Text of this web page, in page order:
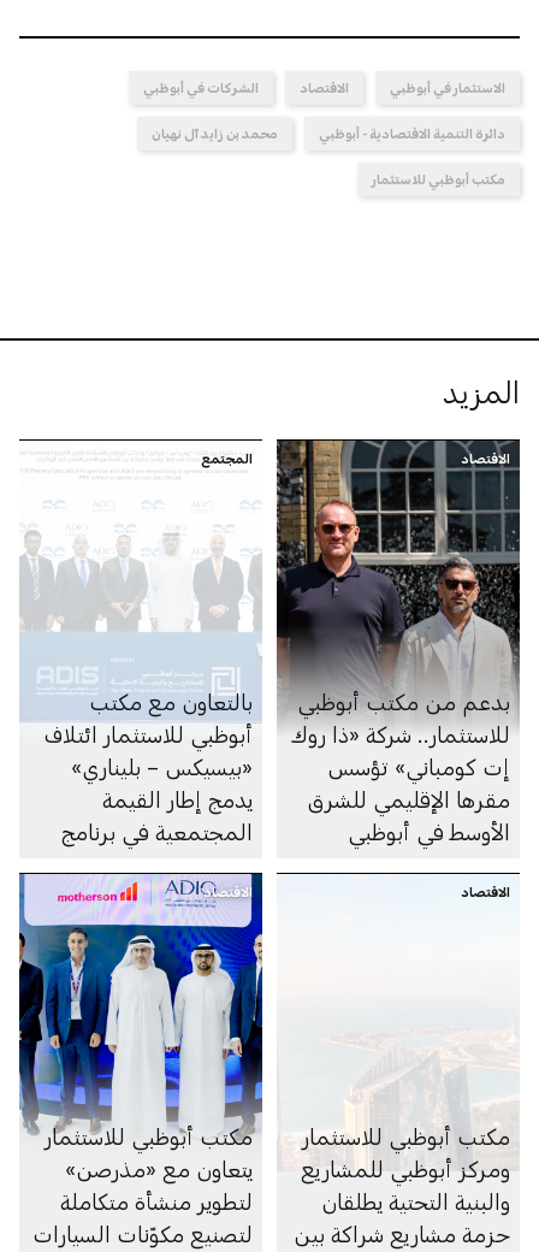
الاستثمار في أبوظبي الاقتصاد الشركات في أبوظبي
دائرة التنمية الاقتصادية - أبوظبي محمد بن زايد آل نهيان
مكتب أبوظبي للاستثمار
المزيد
الاقتصاد
بدعم من مكتب أبوظبي
للاستثمار.. شركة «ذا روك
إت كومباني» تؤسس
مقرها الإقليمي للشرق
الأوسط في أبوظبي
المجتمع
بالتعاون مع مكتب
أبوظبي للاستثمار ائتلاف
«بيسيكس – بليناري»
يدمج إطار القيمة
المجتمعية في برنامج
المدارس المنفذة وفق
نموذج الشراكة بين
القطاعين العام والخاص
الاقتصاد
مكتب أبوظبي للاستثمار
ومركز أبوظبي للمشاريع
والبنية التحتية يطلقان
حزمة مشاريع شراكة بين
الاقتصاد
مكتب أبوظبي للاستثمار
يتعاون مع «مذرصن»
لتطوير منشأة متكاملة
لتصنيع مكوّنات السيارات